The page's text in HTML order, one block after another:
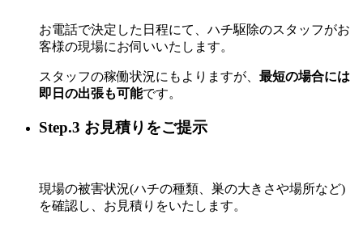
お電話で決定した日程にて、ハチ駆除のスタッフがお
客様の現場にお伺いいたします。
スタッフの稼働状況にもよりますが、 最短の場合には
即日の出張も可能です。
Step.3 お見積りをご提示
現場の被害状況(ハチの種類、巣の大きさや場所など)
を確認し、お見積りをいたします。